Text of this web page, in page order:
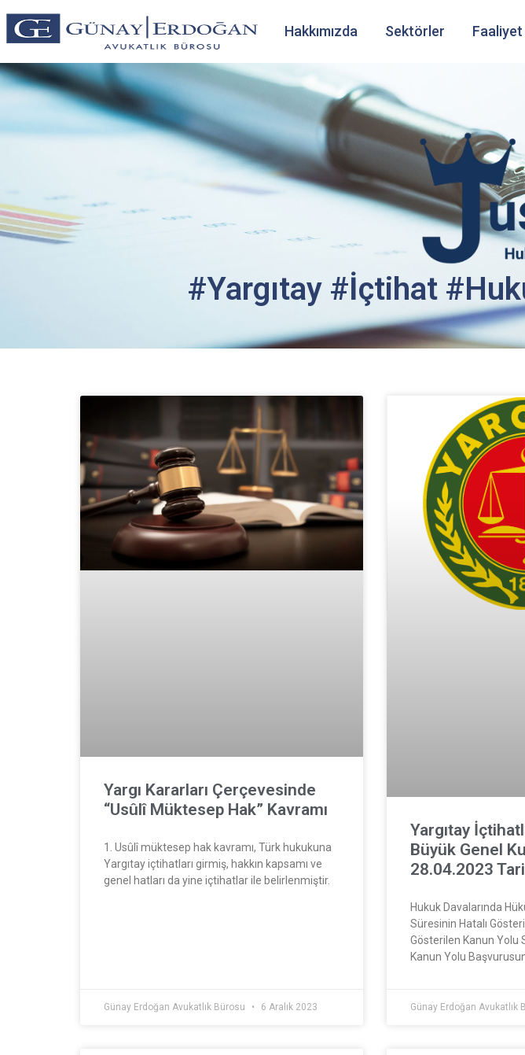
Hakkımızda Sektörler Faaliyet
#Yargıtay #İçtihat
Yargı Kararları Çerçevesinde
“Usûlî Müktesep Hak” Kavramı
1. Usûlî müktesep hak kavramı, Türk hukukuna
Yargıtay içtihatları girmiş, hakkın kapsamı ve
genel hatları da yine içtihatlar ile belirlenmiştir.
Günay Erdoğan Avukatlık Bürosu 6 Aralık 2023
Yargıtay
Büyük Genel
28.04.2023
Hukuk Davalarında
Süresinin Hatalı
Gösterilen Kanun Yolu
Kanun Yolu
Günay Erdoğan Avukatlık